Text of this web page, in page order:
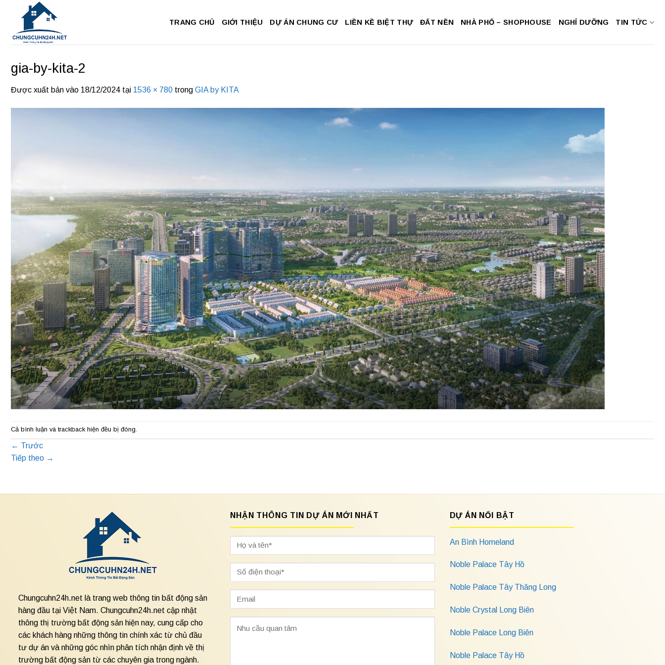
dung
TRANG CHỦ GIỚI THIỆU DỰ ÁN CHUNG CƯ LIỀN KỀ BIỆT THỰ ĐẤT NỀN NHÀ PHỐ – SHOPHOUSE NGHỈ DƯỠNG TIN TỨC
gia-by-kita-2
Được xuất bản vào 18/12/2024 tại 1536 × 780 trong GIA by KITA
Cả bình luận và trackback hiện đều bị đóng.
← Trước
Tiếp theo →
Chungcuhn24h.net là trang web thông tin bất động sản
hàng đầu tại Việt Nam. Chungcuhn24h.net cập nhật
thông thị trường bất động sản hiện nay, cung cấp cho
các khách hàng những thông tin chính xác từ chủ đầu
tư dự án và những góc nhìn phân tích nhận định về thị
trường bất động sản từ các chuyên gia trong ngành.
NHẬN THÔNG TIN DỰ ÁN MỚI NHẤT DỰ ÁN NỔI BẬT
An Bình Homeland
Noble Palace Tây Hồ
Noble Palace Tây Thăng Long
Noble Crystal Long Biên
Noble Palace Long Biên
Noble Palace Tây Hồ